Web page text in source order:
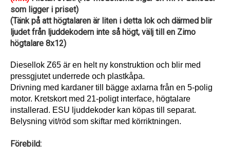
som ligger i priset)
(Tänk på att högtalaren är liten i detta lok och därmed blir
ljudet från ljuddekodern inte så högt, välj till en Zimo
högtalare 8x12)
Diesellok Z65 är en helt ny konstruktion och blir med
pressgjutet underrede och plastkåpa.
Drivning med kardaner till bägge axlarna från en 5-polig
motor. Kretskort med 21-poligt interface, högtalare
installerad. ESU ljuddekoder kan köpas till separat.
Belysning vit/röd som skiftar med körriktningen.
Förebild: